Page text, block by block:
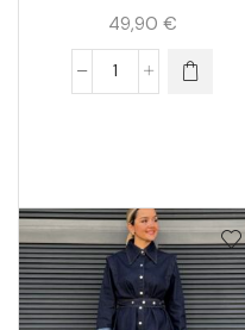
49,90 €